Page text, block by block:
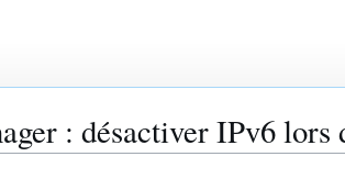
: désactiver IPv6 lors